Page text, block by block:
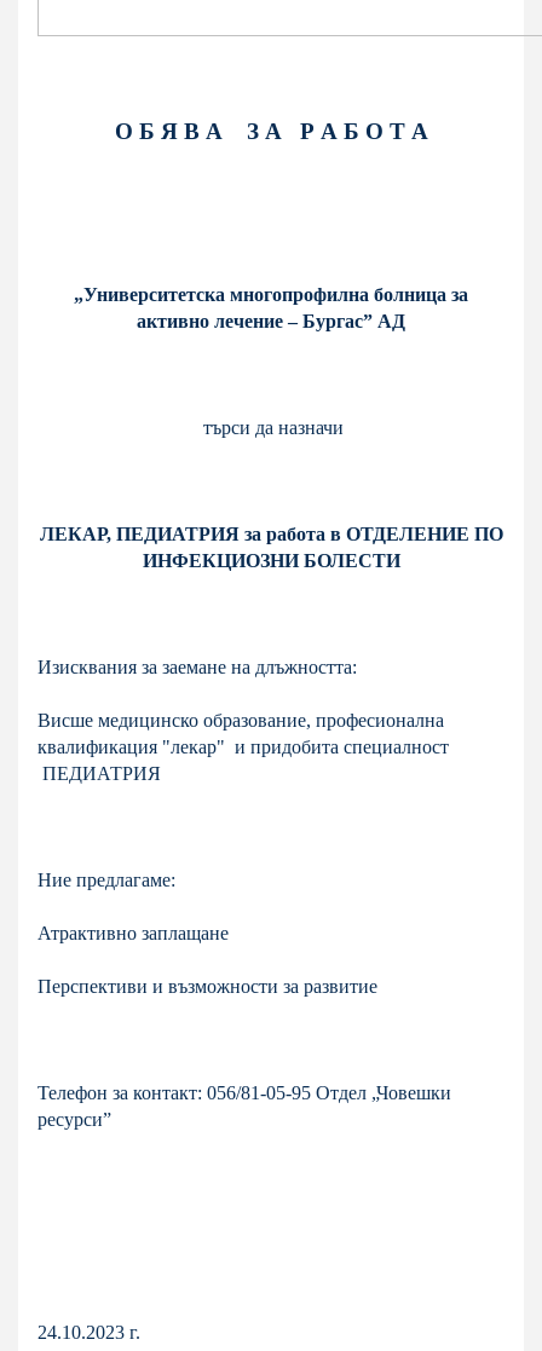
О Б Я В А З А Р А Б О Т А
„Университетска многопрофилна болница за
активно лечение – Бургас” АД
търси да назначи
ЛЕКАР, ПЕДИАТРИЯ за работа в ОТДЕЛЕНИЕ ПО
ИНФЕКЦИОЗНИ БОЛЕСТИ
Изисквания за заемане на длъжността:
Висше медицинско образование, професионална
квалификация "лекар" и придобита специалност
ПЕДИАТРИЯ
Ние предлагаме:
Атрактивно заплащане
Перспективи и възможности за развитие
Телефон за контакт: 056/81-05-95 Отдел „Човешки
ресурси”
24.10.2023 г.